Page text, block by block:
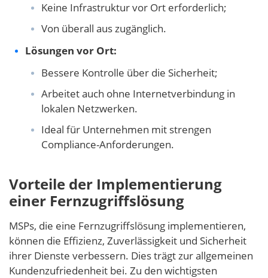
Keine Infrastruktur vor Ort erforderlich;
Von überall aus zugänglich.
Lösungen vor Ort:
Bessere Kontrolle über die Sicherheit;
Arbeitet auch ohne Internetverbindung in
lokalen Netzwerken.
Ideal für Unternehmen mit strengen
Compliance-Anforderungen.
Vorteile der Implementierung
einer Fernzugriffslösung
MSPs, die eine Fernzugriffslösung implementieren,
können die Effizienz, Zuverlässigkeit und Sicherheit
ihrer Dienste verbessern. Dies trägt zur allgemeinen
Kundenzufriedenheit bei. Zu den wichtigsten